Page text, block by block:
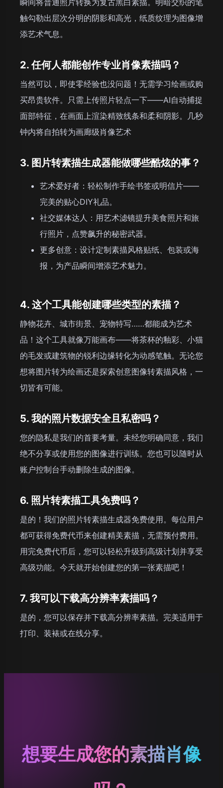
瞬间将普通照片转换为复古黑白素描。明暗交织的笔
触勾勒出层次分明的阴影和高光，纸质纹理为图像增
添艺术气息。
2. 任何人都能创作专业肖像素描吗？
当然可以，即使零经验也没问题！无需学习绘画或购
买昂贵软件。只需上传照片轻点一下——AI自动捕捉
面部特征，在画面上渲染精致线条和柔和阴影。几秒
钟内将自拍转为画廊级肖像艺术
3. 图片转素描生成器能做哪些酷炫的事？
艺术爱好者：轻松制作手绘书签或明信片——
完美的贴心DIY礼品。
社交媒体达人：用艺术滤镜提升美食照片和旅
行照片，点赞飙升的秘密武器。
更多创意：设计定制素描风格贴纸、包装或海
报，为产品瞬间增添艺术魅力。
4. 这个工具能创建哪些类型的素描？
静物花卉、城市街景、宠物特写……都能成为艺术
品！这个工具就像万能画布——将茶杯的釉彩、小猫
的毛发或建筑物的锐利边缘转化为动感笔触。无论您
想将图片转为绘画还是探索创意图像转素描风格，一
切皆有可能。
5. 我的照片数据安全且私密吗？
您的隐私是我们的首要考量。未经您明确同意，我们
绝不分享或使用您的图像进行训练。您也可以随时从
账户控制台手动删除生成的图像。
6. 照片转素描工具免费吗？
是的！我们的照片转素描生成器免费使用。每位用户
都可获得免费代币来创建精美素描，无需预付费用。
用完免费代币后，您可以轻松升级到高级计划并享受
高级功能。今天就开始创建您的第一张素描吧！
7. 我可以下载高分辨率素描吗？
是的，您可以保存并下载高分辨率素描。完美适用于
打印、装裱或在线分享。
想要生成您的素描肖像